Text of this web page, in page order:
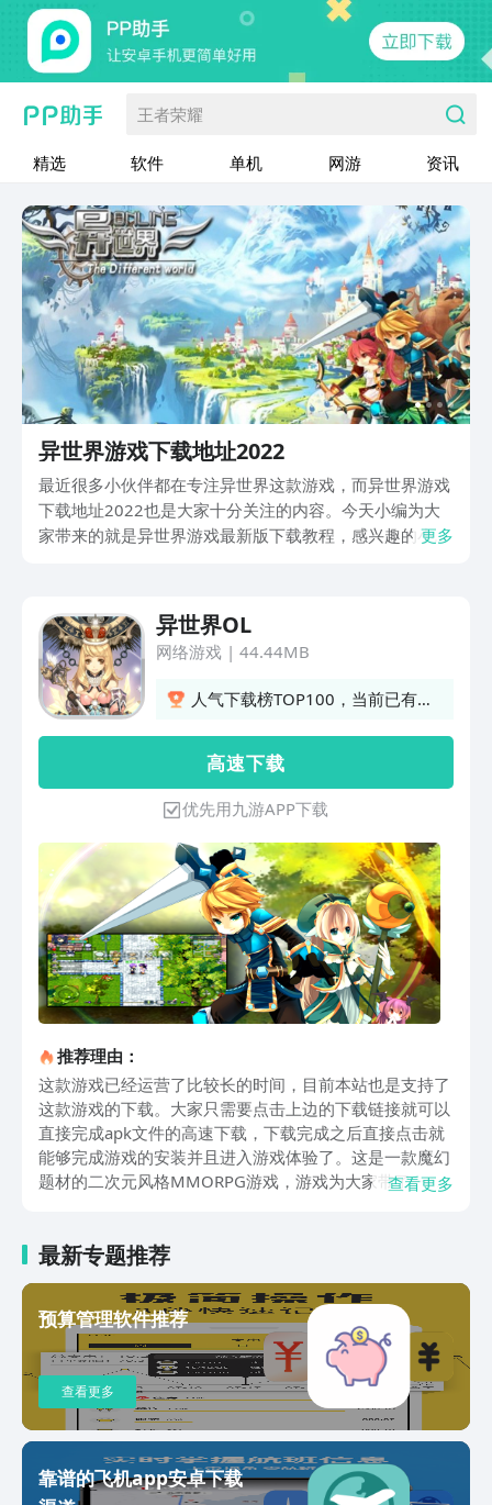
王者荣耀
精选 软件 单机 网游 资讯
异世界游戏下载地址2022
最近很多小伙伴都在专注异世界这款游戏，而异世界游戏
下载地址2022也是大家十分关注的内容。今天小编为大
家带来的就是异世界游戏最新版下载教程，感兴趣的小伙
更多
异世界OL
网络游戏| 44.44MB
人气下载榜TOP100，当前已有
高 速 下 载
优先用九游APP下载
推荐理由：
这款游戏已经运营了比较长的时间，目前本站也是支持了
这款游戏的下载。大家只需要点击上边的下载链接就可以
直接完成apk文件的高速下载，下载完成之后直接点击就
能够完成游戏的安装并且进入游戏体验了。这是一款魔幻
题材的二次元风格MMORPG游戏，游戏为大家带了一个
我们可以选择加入阵营并且学习到强大的魔法进行回合制
的战斗，我们不仅需要收集强大的武器和装备，还需要灵
活搭配不同的魔法技能效果来打出高额的输出。这款游戏
的可玩性还是非常高的，在最近的更新中优化了神罚、佣
兵、抽奖等功能以及玩法，游戏还支持极简战斗模式，专
为剧情党以及画面党提供，大家可以选择自己的游玩方法
并且畅享富有魅力的魔幻世界。喜欢这款游戏的小伙伴赶
紧下载进入游戏体验吧！以上就是异世界游戏最新版下载
教程的所有内容了，大家赶快九游下载预约吧，希望这篇
异世界游戏下载地址2022可以帮助到大家。
查看更多
最新专题推荐
预算管理软件推荐
查看更多
靠谱的飞机app安卓下载